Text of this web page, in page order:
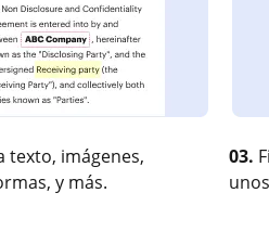
texto, imágenes,
y más.
03.